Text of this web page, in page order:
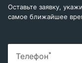
Оставьте заявку,
самое ближайшее
Телефон*